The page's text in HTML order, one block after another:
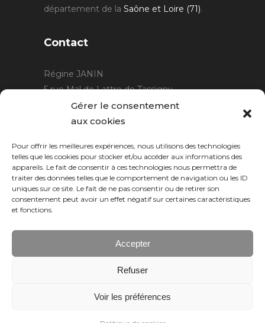
Gérer le consentement
aux cookies
Pour offrir les meilleures expériences, nous utilisons des technologies
telles que les cookies pour stocker et/ou accéder aux informations des
appareils. Le fait de consentir à ces technologies nous permettra de
traiter des données telles que le comportement de navigation ou les ID
uniques sur ce site. Le fait de ne pas consentir ou de retirer son
consentement peut avoir un effet négatif sur certaines caractéristiques
et fonctions.
Accepter
Refuser
Voir les préférences
département de la Saône et Loire (71).
Contact
Régine JANIN
5 rue Mal de Lattre de Tassigny
21220 Gevrey Chambertin
06 15 15 80 29
Horaires :sur rendez-vous.